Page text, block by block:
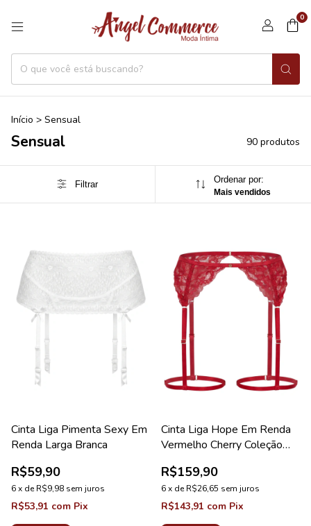
0
Início > Sensual
Sensual 90 produtos
Filtrar Ordenar por:
Mais vendidos
Cinta Liga Pimenta Sexy Em
Renda Larga Branca
R$59,90
6x deR$9,98 sem juros
R$53,91 com Pix
Cinta Liga Hope Em Renda
Vermelho Cherry Coleção
R$159,90
6x deR$26,65 sem juros
R$143,91 com Pix